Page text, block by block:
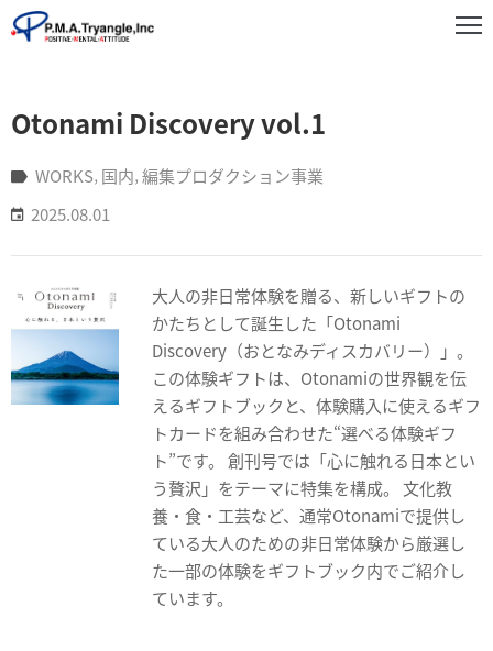
Otonami Discovery vol.1
WORKS‚ 国内‚編集プロダクション事業
2025.08.01
大人の非日常体験を贈る、新しいギフトの
かたちとして誕生した「Otonami
Discovery（おとなみディスカバリー）」。
この体験ギフトは、Otonamiの世界観を伝
えるギフトブックと、体験購入に使えるギフ
トカードを組み合わせた“選べる体験ギフ
ト”です。 創刊号では「心に触れる日本とい
う贅沢」をテーマに特集を構成。 文化教
養・食・工芸など、通常Otonamiで提供し
ている大人のための非日常体験から厳選し
た一部の体験をギフトブック内でご紹介し
ています。